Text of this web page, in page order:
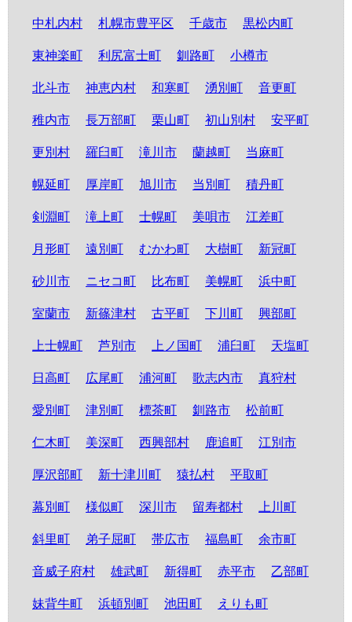
中札内村 札幌市豊平区 千歳市 黒松内町
東神楽町 利尻富士町 釧路町 小樽市
北斗市 神恵内村 和寒町 湧別町 音更町
稚内市 長万部町 栗山町 初山別村 安平町
更別村 羅臼町 滝川市 蘭越町 当麻町
幌延町 厚岸町 旭川市 当別町 積丹町
剣淵町 滝上町 士幌町 美唄市 江差町
月形町 遠別町 むかわ町 大樹町 新冠町
砂川市 ニセコ町 比布町 美幌町 浜中町
室蘭市 新篠津村 古平町 下川町 興部町
上士幌町 芦別市 上ノ国町 浦臼町 天塩町
日高町 広尾町 浦河町 歌志内市 真狩村
愛別町 津別町 標茶町 釧路市 松前町
仁木町 美深町 西興部村 鹿追町 江別市
厚沢部町 新十津川町 猿払村 平取町
幕別町 様似町 深川市 留寿都村 上川町
斜里町 弟子屈町 帯広市 福島町 余市町
音威子府村 雄武町 新得町 赤平市 乙部町
妹背牛町 浜頓別町 池田町 えりも町